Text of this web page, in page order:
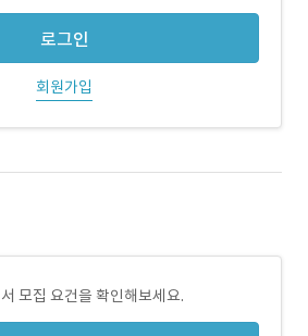
로그인
회원가입
모집 요건을 확인해보세요.